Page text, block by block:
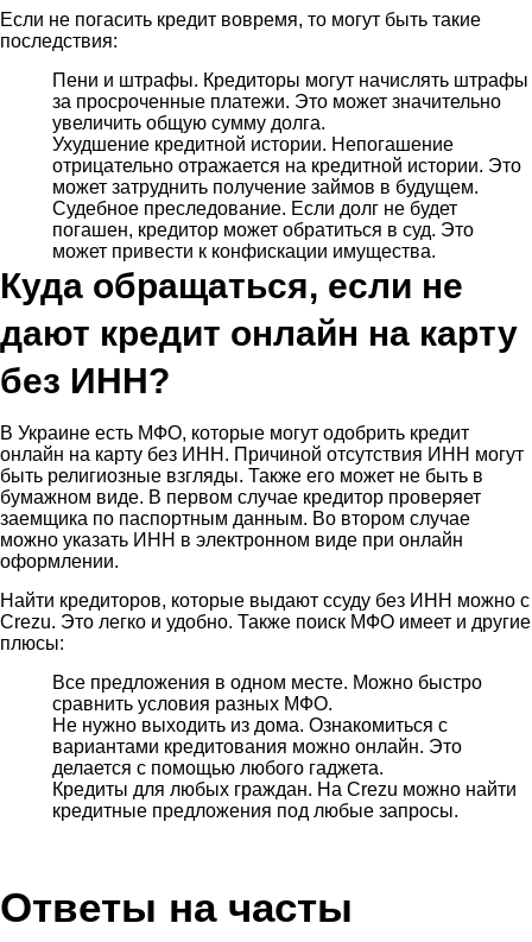
Если не погасить кредит вовремя, то могут быть такие
последствия:
Пени и штрафы. Кредиторы могут начислять штрафы
за просроченные платежи. Это может значительно
увеличить общую сумму долга.
Ухудшение кредитной истории. Непогашение
отрицательно отражается на кредитной истории. Это
может затруднить получение займов в будущем.
Судебное преследование. Если долг не будет
погашен, кредитор может обратиться в суд. Это
может привести к конфискации имущества.
Куда обращаться, если не
дают кредит онлайн на карту
без ИНН?
В Украине есть МФО, которые могут одобрить кредит
онлайн на карту без ИНН. Причиной отсутствия ИНН могут
быть религиозные взгляды. Также его может не быть в
бумажном виде. В первом случае кредитор проверяет
заемщика по паспортным данным. Во втором случае
можно указать ИНН в электронном виде при онлайн
оформлении.
Найти кредиторов, которые выдают ссуду без ИНН можно с
Crezu. Это легко и удобно. Также поиск МФО имеет и другие
плюсы:
Все предложения в одном месте. Можно быстро
сравнить условия разных МФО.
Не нужно выходить из дома. Ознакомиться с
вариантами кредитования можно онлайн. Это
делается с помощью любого гаджета.
Кредиты для любых граждан. На Crezu можно найти
кредитные предложения под любые запросы.
Ответы на часты